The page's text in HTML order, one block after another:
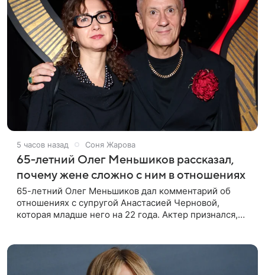
5 часов назад Соня Жарова
65-летний Олег Меньшиков рассказал,
почему жене сложно с ним в отношениях
65-летний Олег Меньшиков дал комментарий об
отношениях с супругой Анастасией Черновой,
которая младше него на 22 года. Актер признался,